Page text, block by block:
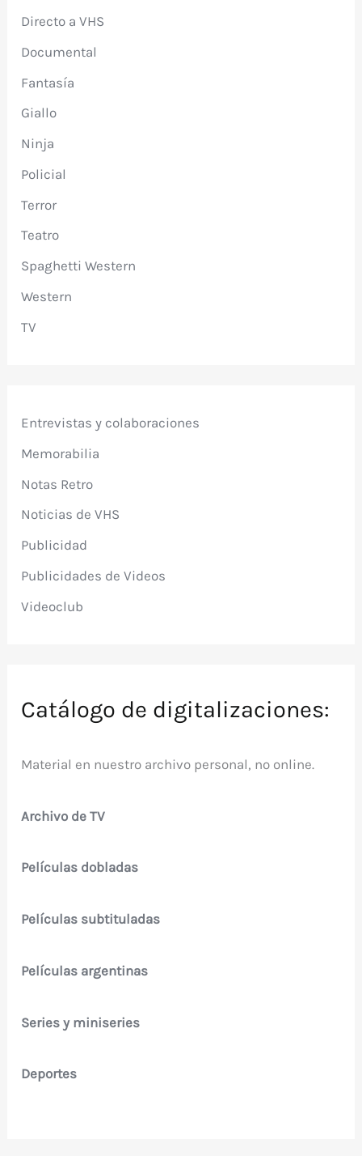
Directo a VHS
Documental
Fantasía
Giallo
Ninja
Policial
Terror
Teatro
Spaghetti Western
Western
TV
Entrevistas y colaboraciones
Memorabilia
Notas Retro
Noticias de VHS
Publicidad
Publicidades de Videos
Videoclub
Catálogo de digitalizaciones:
Material en nuestro archivo personal, no online.
Archivo de TV
Películas dobladas
Películas subtituladas
Películas argentinas
Series y miniseries
Deportes